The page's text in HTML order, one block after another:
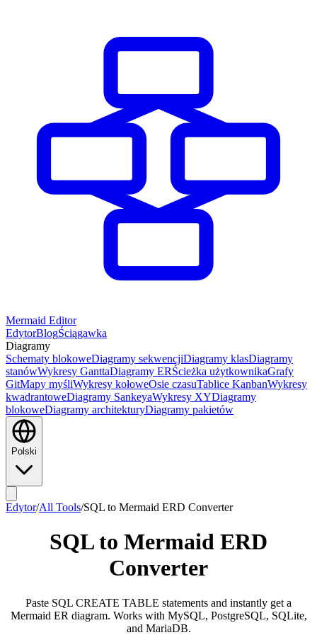
Mermaid Editor
EdytorBlogŚciągawka
Diagramy
Schematy blokoweDiagramy sekwencjiDiagramy klasDiagramy
stanówWykresy GanttaDiagramy ERŚcieżka użytkownikaGrafy
GitMapy myśliWykresy kołoweOsie czasuTablice KanbanWykresy
kwadrantoweDiagramy SankeyaWykresy XYDiagramy
blokoweDiagramy architekturyDiagramy pakietów
Polski
Edytor/All Tools/SQL to Mermaid ERD Converter
SQL to Mermaid ERD
Converter
Paste SQL CREATE TABLE statements and instantly get a
Mermaid ER diagram. Works with MySQL, PostgreSQL, SQLite,
and MariaDB.